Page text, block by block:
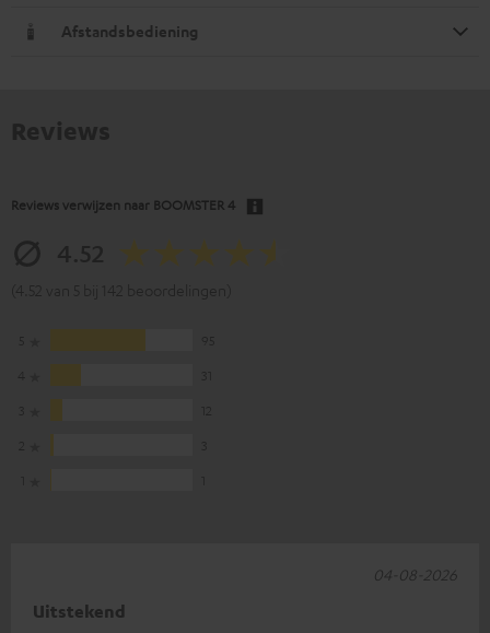
Afstandsbediening
Reviews verwijzen naar BOOMSTER 4
Uitstekend
04-08-2026